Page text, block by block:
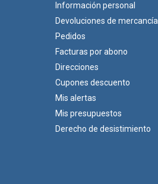
Información personal
Devoluciones de mercancía
Pedidos
Facturas por abono
Direcciones
Cupones descuento
Mis alertas
Mis presupuestos
Derecho de desistimiento